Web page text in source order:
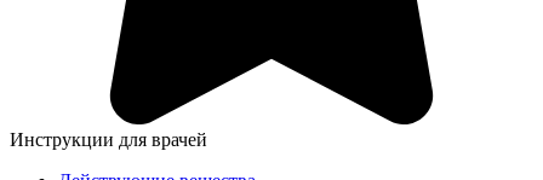
Инструкции для врачей